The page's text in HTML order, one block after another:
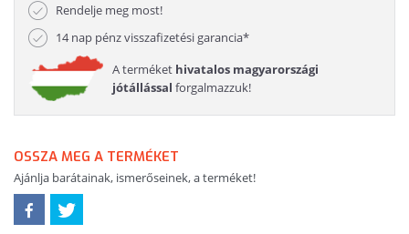
Rendelje meg most!
14 nap pénz visszafizetési garancia*
A terméket hivatalos magyarországi
jótállással forgalmazzuk!
OSSZA MEG A TERMÉKET
Ajánlja barátainak, ismerőseinek, a terméket!